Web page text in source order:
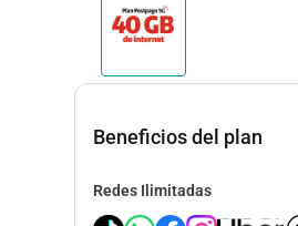
Beneficios del plan
Redes Ilimitadas